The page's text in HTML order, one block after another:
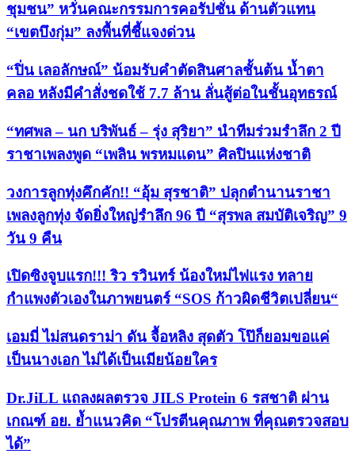
ชุมชน” หวั่นคณะกรรมการคอรัปชั่น ด้านตัวแทน
“เขตบึงกุ่ม” ลงพื้นที่ชี้แจงด่วน
“ปิ่น เลอลักษณ์” น้อมรับคำตัดสินศาลชั้นต้น น้ำตา
คลอ หลังมีคำสั่งชดใช้ 7.7 ล้าน ลั่นสู้ต่อในชั้นอุทธรณ์
“ทศพล – นก บริพันธ์ – รุ่ง สุริยา” นำทีมร่วมรำลึก 2 ปี
ราชาเพลงพูด “เพลิน พรหมแดน” ศิลปินแห่งชาติ
วงการลูกทุ่งคึกคัก!! “อุ้ม สุรชาติ” ปลุกตำนานราชา
เพลงลูกทุ่ง จัดยิ่งใหญ่รำลึก 96 ปี “สุรพล สมบัติเจริญ” 9
วัน 9 คืน
เปิดซิงจูบแรก!!! ริว รวินทร์ น้องใหม่ไฟแรง ทลาย
กำแพงตัวเองในภาพยนตร์ “SOS ก้าวผิดชีวิตเปลี่ยน“
เอมมี่ ไม่สนดราม่า ดัน จื้อหลิง สุดตัว โป๊ก็ยอมขอแค่
เป็นนางเอก ไม่ได้เป็นเมียน้อยใคร
Dr.JiLL แถลงผลตรวจ JILS Protein 6 รสชาติ ผ่าน
เกณฑ์ อย. ย้ำแนวคิด “โปรตีนคุณภาพ ที่คุณตรวจสอบ
ได้”